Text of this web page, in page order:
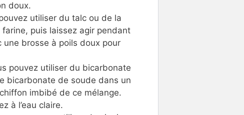
doux.
utiliser du talc ou de la
puis laissez agir pendant
une brosse à poils doux pour
pouvez utiliser du bicarbonate
bicarbonate de soude dans un
imbibé de ce mélange.
à l’eau claire.